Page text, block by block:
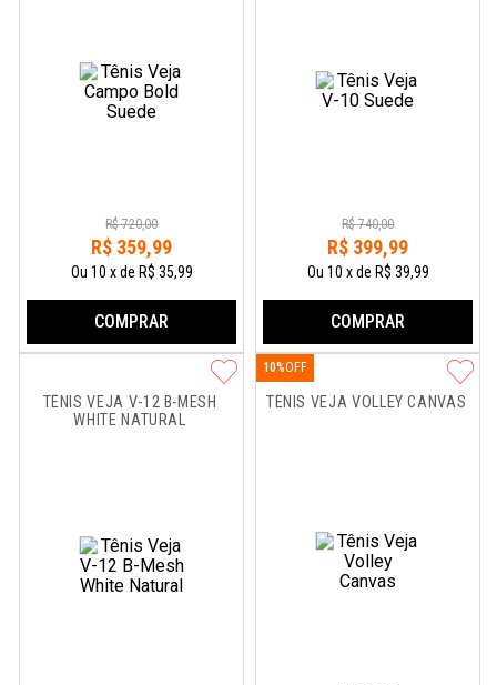
R$ 720,00
R$ 359,99
Ou 10 xde R$ 35,99
COMPRAR
R$ 740,00
R$ 399,99
Ou 10 xde R$ 39,99
COMPRAR
TÊNIS VEJA V-12 B-MESH
WHITE NATURAL
TÊNIS VEJA VOLLEY CANVAS
10%